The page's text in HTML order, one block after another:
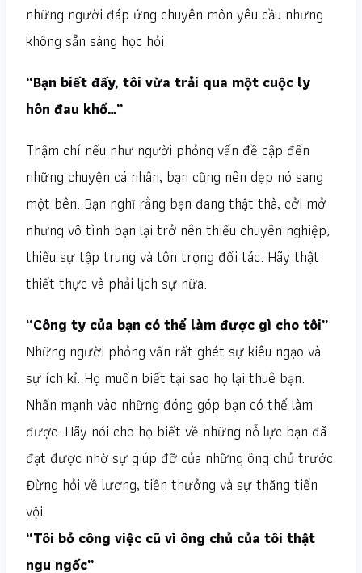
những người đáp ứng chuyên môn yêu cầu nhưng
không sẵn sàng học hỏi.
“Bạn biết đấy, tôi vừa trải qua một cuộc ly
hôn đau khổ…”
Thậm chí nếu như người phỏng vấn đề cập đến
những chuyện cá nhân, bạn cũng nên dẹp nó sang
một bên. Bạn nghĩ rằng bạn đang thật thà, cởi mở
nhưng vô tình bạn lại trở nên thiếu chuyên nghiệp,
thiếu sự tập trung và tôn trọng đối tác. Hãy thật
thiết thực và phải lịch sự nữa.
“Công ty của bạn có thể làm được gì cho tôi”
Những người phỏng vấn rất ghét sự kiêu ngạo và
sự ích kỉ. Họ muốn biết tại sao họ lại thuê bạn.
Nhấn mạnh vào những đóng góp bạn có thể làm
được. Hãy nói cho họ biết về những nỗ lực bạn đã
đạt được nhờ sự giúp đỡ của những ông chủ trước.
Đừng hỏi về lương, tiền thưởng và sự thăng tiến
vội.
“Tôi bỏ công việc cũ vì ông chủ của tôi thật
ngu ngốc”